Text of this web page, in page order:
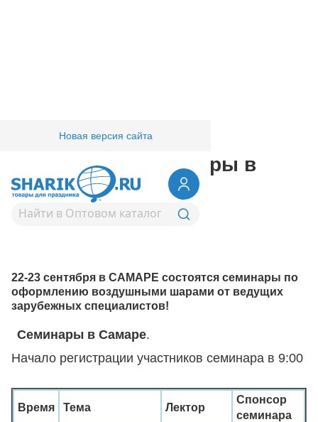
Новая версия сайта
Компания/Фестивали
Обучающие семинары в
Самаре
22-23 сентября в САМАРЕ состоятся семинары по
оформлению воздушными шарами от ведущих
зарубежных специалистов!
Семинары в Самаре.
Начало регистрации участников семинара в 9:00
Время Тема Лектор
Спонсор
семинара